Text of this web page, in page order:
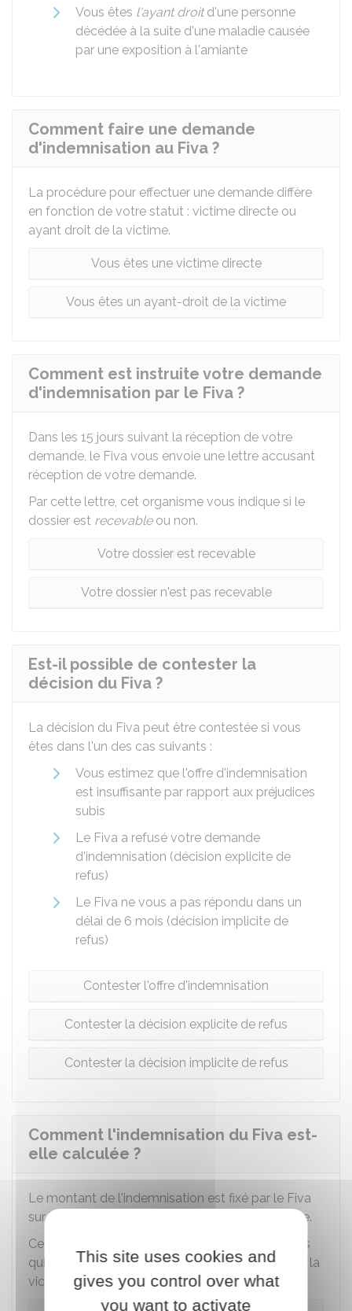
Vous êtes l'ayant droitd'une personne
décédée à la suite d'une maladie causée
par une exposition à l'amiante
Comment faire une demande
d'indemnisation au Fiva ?
La procédure pour effectuer une demande diffère
en fonction de votre statut : victime directe ou
ayant droit de la victime.
Vous êtes une victime directe
Vous êtes un ayant-droit de la victime
Comment est instruite votre demande
d'indemnisation par le Fiva ?
Dans les 15 jours suivant la réception de votre
demande, le Fiva vous envoie une lettre accusant
réception de votre demande.
Par cette lettre, cet organisme vous indique si le
dossier est recevableou non.
Votre dossier est recevable
Votre dossier n'est pas recevable
Est-il possible de contester la
décision du Fiva ?
La décision du Fiva peut être contestée si vous
êtes dans l'un des cas suivants :
Vous estimez que l'offre d'indemnisation
est insuffisante par rapport aux préjudices
subis
Le Fiva a refusé votre demande
d'indemnisation (décision explicite de
refus)
Le Fiva ne vous a pas répondu dans un
délai de 6 mois (décision implicite de
refus)
Contester l'offre d'indemnisation
Contester la décision explicite de refus
Contester la décision implicite de refus
Comment l'indemnisation du Fiva est-
elle calculée ?
Le montant de l'indemnisation est fixé par le Fiva
sur la base d'un barème établi par cet organisme.
Ce barème est évolutif et prévoit des indemnités
qui diffèrent en fonction des préjudices subis par la
victime directe ou ses ayants droit.
This site uses cookies and
gives you control over what
you want to activate